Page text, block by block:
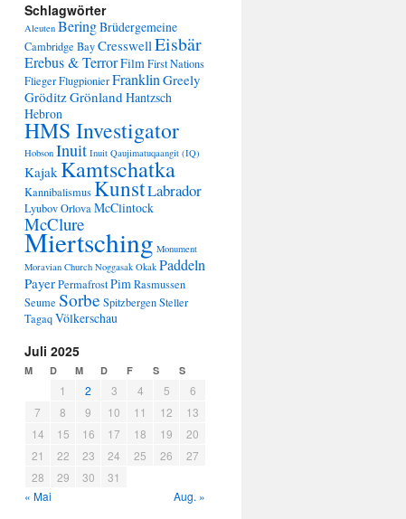
Schlagwörter
Aleuten BeringBrüdergemeine
Cambridge BayCresswellEisbär
Erebus & TerrorFilmFirst Nations
FliegerFlugpionierFranklinGreely
GröditzGrönlandHantzsch
Hebron
HMS Investigator
Hobson Inuit Inuit Qaujimatuqaangit (IQ)
Kajak Kamtschatka
KannibalismusKunstLabrador
Lyubov Orlova McClintock
McClure
Miertsching Monument
Moravian Church Noggasak Okak Paddeln
PayerPermafrostPimRasmussen
Seume Sorbe SpitzbergenSteller
TagaqVölkerschau
Juli 2025
M D M D F S S
1 2 3 4 5
6
7
8 9 10 11 12
13
14
15 16 17 18 19
20
21
22 23 24 25 26
27
28
29 30
31
« Mai
Aug. »